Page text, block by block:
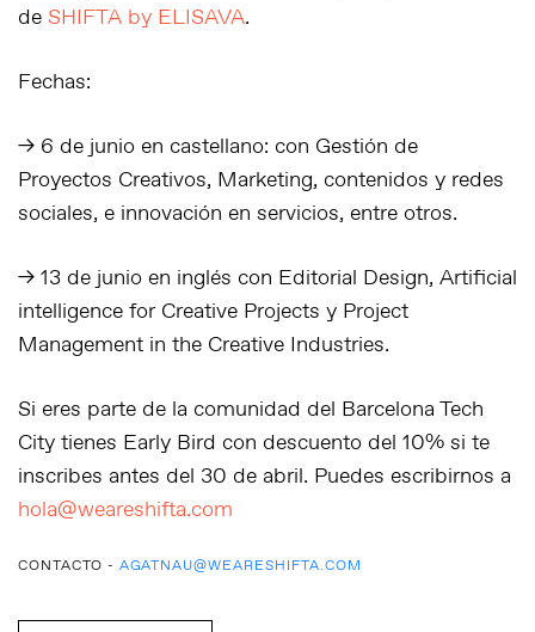
de SHIFTA by ELISAVA.
Fechas:
–> 6 de junio en castellano: con Gestión de
Proyectos Creativos, Marketing, contenidos y redes
sociales, e innovación en servicios, entre otros.
–> 13 de junio en inglés con Editorial Design, Artificial
intelligence for Creative Projects y Project
Management in the Creative Industries.
Si eres parte de la comunidad del Barcelona Tech
City tienes Early Bird con descuento del 10% si te
inscribes antes del 30 de abril. Puedes escribirnos a
hola@weareshifta.com
CONTACTO - AGATNAU@WEARESHIFTA.COM